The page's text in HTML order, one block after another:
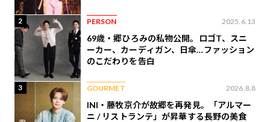
2 PERSON 2025.6.13
69歳・郷ひろみの私物公開。ロゴT、スニ
ーカー、カーディガン、日傘…ファッション
のこだわりを告白
3 GOURMET 2026.8.8
INI・藤牧京介が故郷を再発見。「アルマー
ニ / リストランテ」が昇華する長野の美食